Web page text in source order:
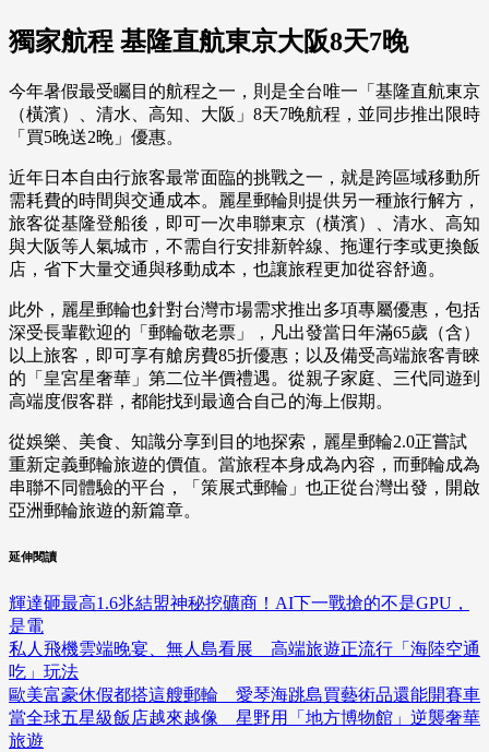
獨家航程 基隆直航東京大阪8天7晚
今年暑假最受矚目的航程之一，則是全台唯一「基隆直航東京
（橫濱）、清水、高知、大阪」8天7晚航程，並同步推出限時
「買5晚送2晚」優惠。
近年日本自由行旅客最常面臨的挑戰之一，就是跨區域移動所
需耗費的時間與交通成本。麗星郵輪則提供另一種旅行解方，
旅客從基隆登船後，即可一次串聯東京（橫濱）、清水、高知
與大阪等人氣城市，不需自行安排新幹線、拖運行李或更換飯
店，省下大量交通與移動成本，也讓旅程更加從容舒適。
此外，麗星郵輪也針對台灣市場需求推出多項專屬優惠，包括
深受長輩歡迎的「郵輪敬老票」，凡出發當日年滿65歲（含）
以上旅客，即可享有艙房費85折優惠；以及備受高端旅客青睞
的「皇宮星奢華」第二位半價禮遇。從親子家庭、三代同遊到
高端度假客群，都能找到最適合自己的海上假期。
從娛樂、美食、知識分享到目的地探索，麗星郵輪2.0正嘗試
重新定義郵輪旅遊的價值。當旅程本身成為內容，而郵輪成為
串聯不同體驗的平台，「策展式郵輪」也正從台灣出發，開啟
亞洲郵輪旅遊的新篇章。
延伸閱讀
輝達砸最高1.6兆結盟神秘挖礦商！AI下一戰搶的不是GPU，
是電
私人飛機雲端晚宴、無人島看展 高端旅遊正流行「海陸空通
吃」玩法
歐美富豪休假都搭這艘郵輪 愛琴海跳島買藝術品還能開賽車
當全球五星級飯店越來越像 星野用「地方博物館」逆襲奢華
旅遊